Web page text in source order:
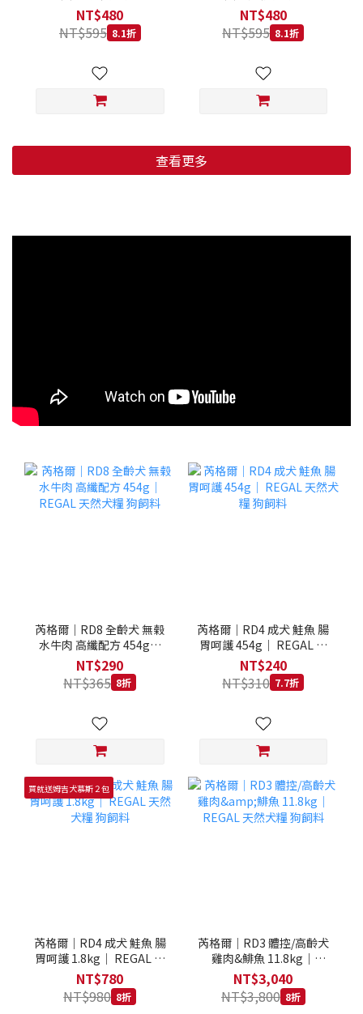
低穀鱈魚甜橙 小顆粒 800G
NT$480
NT$595 8.1折
羊肉藍莓 小顆粒 800G
NT$480
NT$595 8.1折
查看更多
芮格爾｜RD8 全齡犬 無榖
水牛肉 高纖配方 454g｜
REGAL 天然犬糧 狗飼料
NT$290
NT$365 8折
芮格爾｜RD4 成犬 鮭魚 腸
胃呵護 454g｜ REGAL 天
然犬糧 狗飼料
NT$240
NT$310 7.7折
買就送姆吉犬慕斯２包
芮格爾｜RD4 成犬 鮭魚 腸
胃呵護 1.8kg｜ REGAL 天
然犬糧 狗飼料
NT$780
NT$980 8折
芮格爾｜RD3 體控/高齡犬
雞肉&鯡魚 11.8kg｜
REGAL 天然犬糧 狗飼料
NT$3,040
NT$3,800 8折